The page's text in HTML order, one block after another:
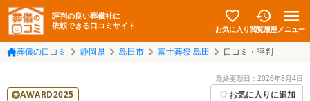
評判の良い葬儀社に
依頼できる口コミサイト
お気に入り閲覧履歴メニュー
葬儀の口コミ 静岡県 島田市 富士葬祭 島田 口コミ・評判
最終更新日： 2026年8月4日
AWARD2025 お気に入りに追加